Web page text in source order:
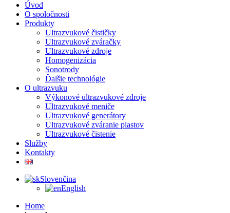
Úvod
O spoločnosti
Produkty
Ultrazvukové čističky
Ultrazvukové zváračky
Ultrazvukové zdroje
Homogenizácia
Sonotrody
Ďalšie technológie
O ultrazvuku
Výkonové ultrazvukové zdroje
Ultrazvukové meniče
Ultrazvukové generátory
Ultrazvukové zváranie plastov
Ultrazvukové čistenie
Služby
Kontakty
Slovenčina
English
Home